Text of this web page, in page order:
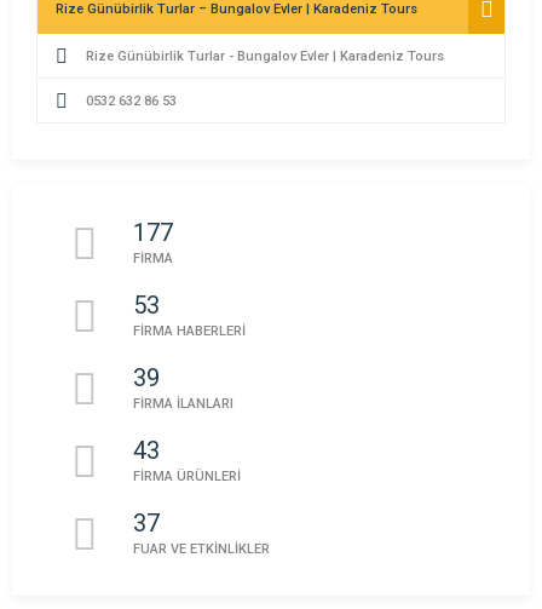
Rize Günübirlik Turlar – Bungalov Evler | Karadeniz Tours
Rize Günübirlik Turlar - Bungalov Evler | Karadeniz Tours
0532 632 86 53
177
FİRMA
53
FİRMA HABERLERİ
39
FİRMA İLANLARI
43
FİRMA ÜRÜNLERİ
37
FUAR VE ETKİNLİKLER